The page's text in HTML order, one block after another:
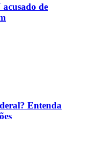
de
Entenda